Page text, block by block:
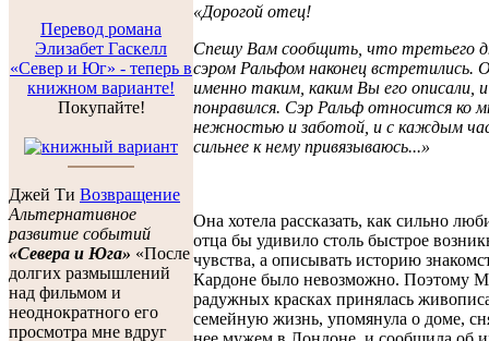
Перевод романа
Элизабет Гаскелл
«Север и Юг» - теперь в
книжном варианте!
Покупайте!
Джей Ти Возвращение
Альтернативное
развитие событий
«Севера и Юга» «После
долгих размышлений
над фильмом и
неоднократного его
просмотра мне вдруг
«Дорогой отец!
Спешу Вам сообщить, что третьего
сэром Ральфом наконец встретились.
именно таким, каким Вы его описали,
понравился. Сэр Ральф относится ко
нежностью и заботой, и с каждым
сильнее к нему привязываюсь...»
Она хотела рассказать, как сильно
отца бы удивило столь быстрое
чувства, а описывать историю
Кардоне было невозможно. Поэтому
радужных красках принялась
семейную жизнь, упомянула о доме,